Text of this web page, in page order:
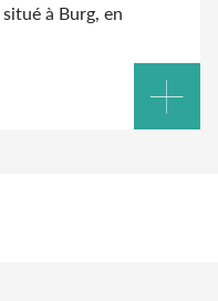
à Burg, en